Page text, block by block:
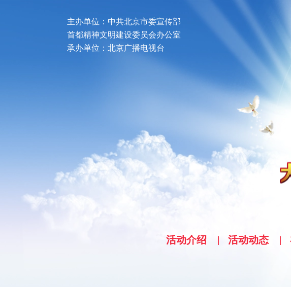
主办单位：中共北京市委宣传部
首都精神文明建设委员会办公室
承办单位：北京广播电视台
活动介绍 活动动态